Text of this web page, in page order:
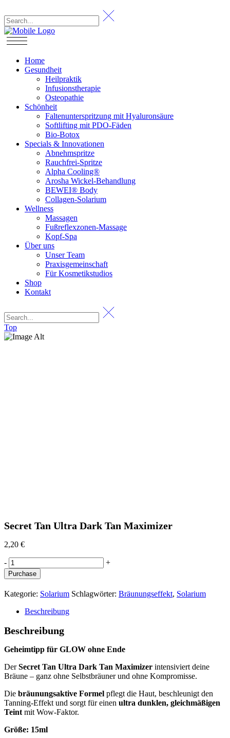
Home
Gesundheit
Heilpraktik
Infusionstherapie
Osteopathie
Schönheit
Faltenunterspritzung mit Hyaluronsäure
Softlifting mit PDO-Fäden
Bio-Botox
Specials & Innovationen
Abnehmspritze
Rauchfrei-Spritze
Alpha Cooling®
Arosha Wickel-Behandlung
BEWEI® Body
Collagen-Solarium
Wellness
Massagen
Fußreflexzonen-Massage
Kopf-Spa
Über uns
Unser Team
Praxisgemeinschaft
Für Kosmetikstudios
Shop
Kontakt
Top
Secret Tan Ultra Dark Tan Maximizer
2,20 €
Secret
Tan
Ultra
Dark
Tan
Maximizer
quantity
- +
Purchase
Kategorie: Solarium Schlagwörter: Bräunungseffekt, Solarium
Beschreibung
Beschreibung
Geheimtipp für GLOW ohne Ende
DerSecret Tan Ultra Dark Tan Maximizer intensiviert deine
Bräune – ganz ohne Selbstbräuner und ohne Kompromisse.
Die bräunungsaktive Formel pflegt die Haut, beschleunigt den
Tanning-Effekt und sorgt für einen ultra dunklen, gleichmäßigen
Teint mit Wow-Faktor.
Größe: 15ml